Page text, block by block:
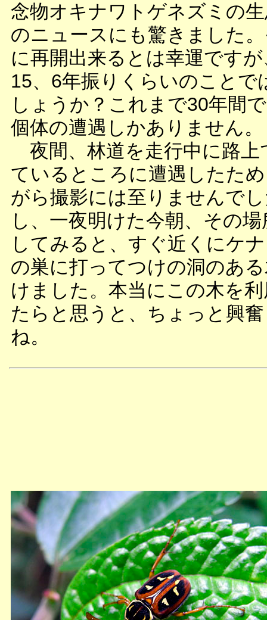
念物オキナワトゲネズミの
のニュースにも驚きました
に再開出来るとは幸運です
15、6年振りくらいのことで
しょうか？これまで30年間
個体の遭遇しかありません。
夜間、林道を走行中に路上
ているところに遭遇したた
がら撮影には至りませんで
し、一夜明けた今朝、その
してみると、すぐ近くにケ
の巣に打ってつけの洞のあ
けました。本当にこの木を
たらと思うと、ちょっと興
ね。